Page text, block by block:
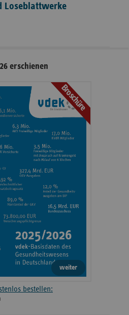
Loseblattwerke
erschienen
Broschüre
weiter
bestellen: